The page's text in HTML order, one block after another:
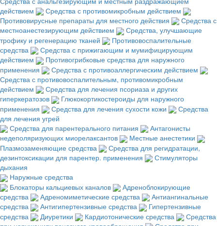
действием
Средства с противомикробным действием
Противовирусные препараты для местного действия
Средства с
местноанестезирующим действием
Средства, улучшающие
трофику и регенерацию тканей
Противовоспалительные
средства
Средства с прижигающим и мумифицирующим
действием
Противогрибковые средства для наружного
применения
Средства с противоаллергическим действием
Средства с противовоспалительным, противомикробным
действием
Средства для лечения псориаза и других
гиперкератозов
Глюкокортикостероиды для наружного
применения
Средства для лечения сухости кожи
Средства
для лечения угрей
Средства для парентерального питания
Антагонисты
недеполяризующих миорелаксантов
Местные анестетики
Плазмозаменяющие средства
Средства для регидратации,
дезинтоксикации для парентер. применения
Стимуляторы
дыхания
Наружные средства
Блокаторы кальциевых каналов
Адреноблокирующие
средства
Адреномиметические средства
Антиангинальные
средства
Антигипертензивные средства
Гипертензивные
средства
Диуретики Кардиотонические средства
Средства